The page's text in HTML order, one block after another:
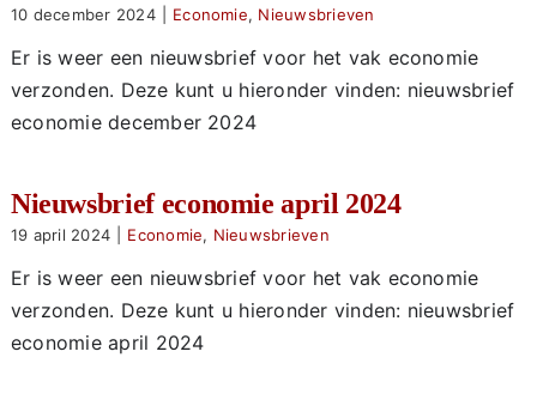
10 december 2024 Economie, Nieuwsbrieven
Er is weer een nieuwsbrief voor het vak economie
verzonden. Deze kunt u hieronder vinden: nieuwsbrief
economie december 2024
Nieuwsbrief economie april 2024
19 april 2024 Economie, Nieuwsbrieven
Er is weer een nieuwsbrief voor het vak economie
verzonden. Deze kunt u hieronder vinden: nieuwsbrief
economie april 2024